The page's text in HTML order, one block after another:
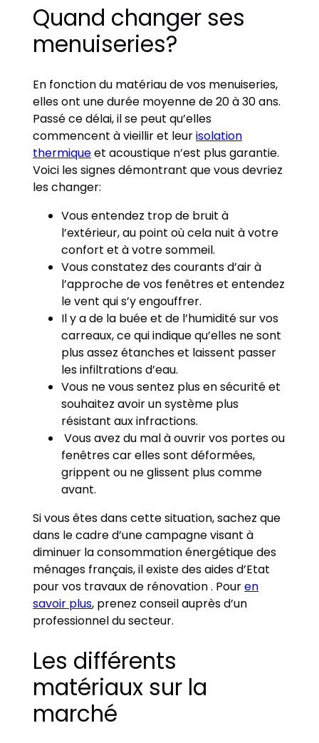
Quand changer ses
menuiseries?
En fonction du matériau de vos menuiseries,
elles ont une durée moyenne de 20 à 30 ans.
Passé ce délai, il se peut qu’elles
commencent à vieillir et leurisolation
thermiqueet acoustique n’est plus garantie.
Voici les signes démontrant que vous devriez
les changer:
Vous entendez trop de bruit à
l’extérieur, au point où cela nuit à votre
confort et à votre sommeil.
Vous constatez des courants d’air à
l’approche de vos fenêtres et entendez
le vent qui s’y engouffrer.
Il y a de la buée et de l’humidité sur vos
carreaux, ce qui indique qu’elles ne sont
plus assez étanches et laissent passer
les infiltrations d’eau.
Vous ne vous sentez plus en sécurité et
souhaitez avoir un système plus
résistant aux infractions.
Vous avez du mal à ouvrir vos portes ou
fenêtres car elles sont déformées,
grippent ou ne glissent plus comme
avant.
Si vous êtes dans cette situation, sachez que
dans le cadre d’une campagne visant à
diminuer la consommation énergétique des
ménages français, il existe des aides d’Etat
pour vos travaux de rénovation . Pouren
savoir plus, prenez conseil auprès d’un
professionnel du secteur.
Les différents
matériaux sur la
marché